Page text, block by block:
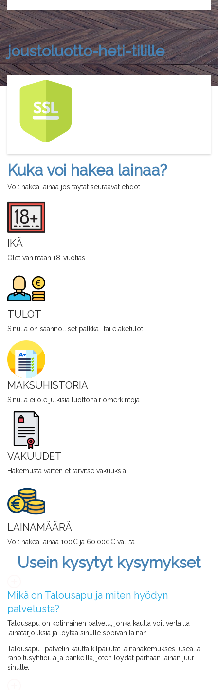
joustoluotto-heti-tilille
Kuka voi hakea lainaa?
Voit hakea lainaa jos täytät seuraavat ehdot:
IKÄ
Olet vähintään 18-vuotias
TULOT
Sinulla on säännölliset palkka- tai eläketulot
MAKSUHISTORIA
Sinulla ei ole julkisia luottohäiriömerkintöjä
VAKUUDET
Hakemusta varten et tarvitse vakuuksia
LAINAMÄÄRÄ
Voit hakea lainaa 100€ ja 60.000€ väliltä
Usein kysytyt kysymykset
Mikä on Talousapu ja miten hyödyn
palvelusta?
Talousapu on kotimainen palvelu, jonka kautta voit vertailla
lainatarjouksia ja löytää sinulle sopivan lainan.
Talousapu -palvelin kautta kilpailutat lainahakemuksesi usealla
rahoitusyhtiöillä ja pankeilla, joten löydät parhaan lainan juuri
sinulle.